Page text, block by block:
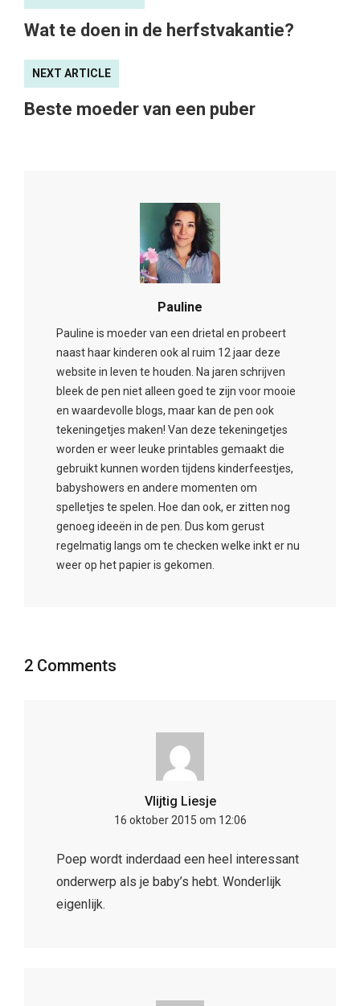
Wat te doen in de herfstvakantie?
NEXT ARTICLE
Beste moeder van een puber
Pauline
Pauline is moeder van een drietal en probeert
naast haar kinderen ook al ruim 12 jaar deze
website in leven te houden. Na jaren schrijven
bleek de pen niet alleen goed te zijn voor mooie
en waardevolle blogs, maar kan de pen ook
tekeningetjes maken! Van deze tekeningetjes
worden er weer leuke printables gemaakt die
gebruikt kunnen worden tijdens kinderfeestjes,
babyshowers en andere momenten om
spelletjes te spelen. Hoe dan ook, er zitten nog
genoeg ideeën in de pen. Dus kom gerust
regelmatig langs om te checken welke inkt er nu
weer op het papier is gekomen.
2 Comments
Vlijtig Liesje
16 oktober 2015 om 12:06
Poep wordt inderdaad een heel interessant
onderwerp als je baby’s hebt. Wonderlijk
eigenlijk.